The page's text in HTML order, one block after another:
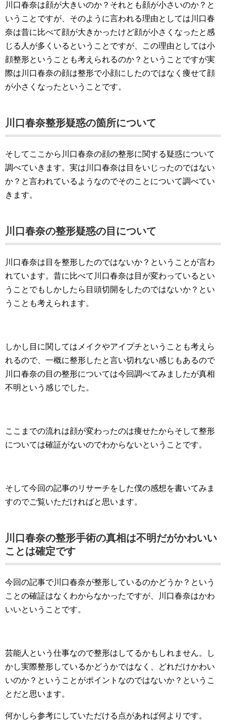
川口春奈は顔が大きいのか？それとも顔が小さいのか？と
いうことですが、そのように言われる理由としては川口春
奈は昔に比べて顔が大きかったけど顔が小さくなったと感
じる人が多くいるということですが、この理由としては小
顔整形ということも考えられるのか？ということですが実
際は川口春奈の顔は整形で小顔にしたのではなく痩せて顔
が小さくなったということです。
川口春奈整形疑惑の箇所について
そしてここから川口春奈の顔の整形に関する疑惑について
調べていきます。実は川口春奈は目をいじったのではない
か？と言われているようなのでそのことについて調べてい
きます。
川口春奈の整形疑惑の目について
川口春奈は目を整形したのではないか？ということが言わ
れています。昔に比べて川口春奈は目が変わっているとい
うことでもしかしたら目頭切開をしたのではないか？とい
うことも考えられます。
しかし目に関してはメイクやアイプチということも考えら
れるので、一概に整形したと言い切れない感じもあるので
川口春奈の目の整形については今回調べてみましたが真相
不明という感じでした。
ここまでの流れは顔が変わったのは痩せたからそして整形
については確証がないのでわからないということです。
そして今回の記事のリサーチをした僕の感想を書いてみま
すのでご覧いただければと思います。
川口春奈の整形手術の真相は不明だがかわいい
ことは確定です
今回の記事で川口春奈が整形しているのかどうか？という
ことの確証はなくわからなかったですが、川口春奈はかわ
いいということです。
芸能人という仕事なので整形はしてるかもしれません。し
かし実際整形しているかどうかではなく、どれだけかわい
いのか？ということがポイントなのではないか？というこ
とだと思います。
何かしら参考にしていただける点があれば何よりです。